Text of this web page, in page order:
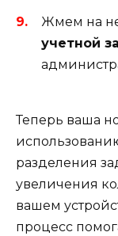
Жмем на
учетной
Теперь ваша
разделения
увеличения
вашем
процесс